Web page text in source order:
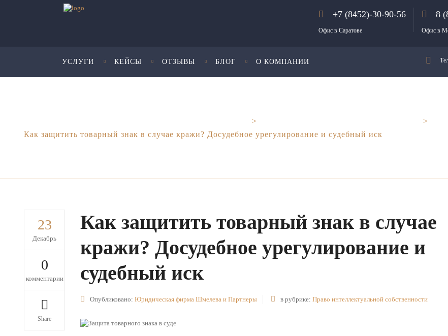
+7 (8452)-30-90-56
Офис в Саратове
8
Офис в
УСЛУГИ КЕЙСЫ ОТЗЫВЫ БЛОГ О КОМПАНИИ
>
>
Как защитить товарный знак в случае кражи? Досудебное урегулирование и судебный иск
23
Декабрь
0
комментарии
Share
Как защитить товарный знак в случае
кражи? Досудебное урегулирование и
судебный иск
Опубликовано:Юридическая фирма Шмелева и Партнеры в рубрике:Право интеллектуальной собственности